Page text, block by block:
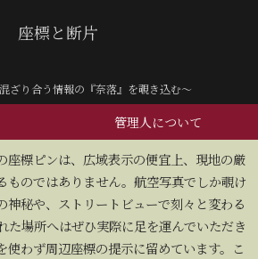
座標と断片
ざり合う情報の『奈落』を覗き込む～
管理人について
座標ピンは、広域表示の便宜上、現地の厳
ものではありません。航空写真でしか覗け
神秘や、ストリートビューで刻々と変わる
た場所へはぜひ実際に足を運んでいただき
使わず周辺座標の提示に留めています。こ